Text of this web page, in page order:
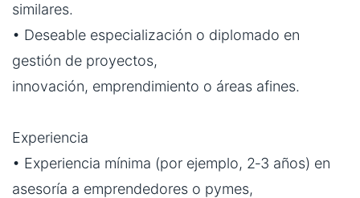
similares.
• Deseable especialización o diplomado en
gestión de proyectos,
innovación, emprendimiento o áreas afines.
Experiencia
• Experiencia mínima (por ejemplo, 2‐3 años) en
asesoría a emprendedores o pymes,